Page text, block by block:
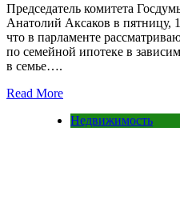
Председатель комитета
Анатолий Аксаков в пятницу,
что в парламенте
по семейной ипотеке в
в семье….
Read More
Недвижимость